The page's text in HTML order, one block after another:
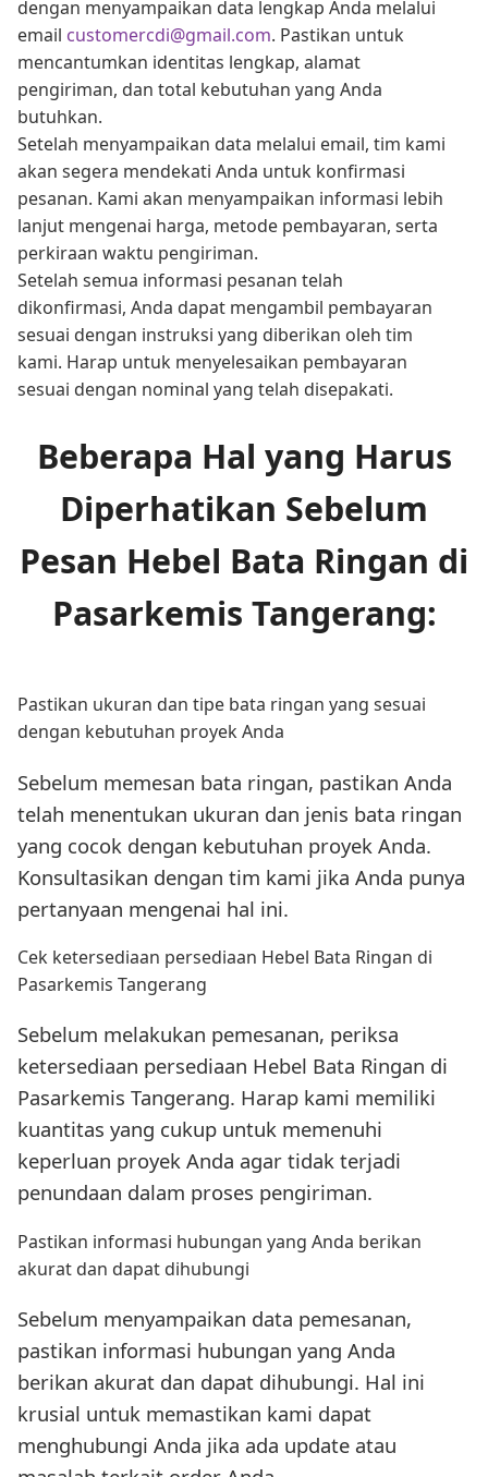
dengan menyampaikan data lengkap Anda melalui
email customercdi@gmail.com. Pastikan untuk
mencantumkan identitas lengkap, alamat
pengiriman, dan total kebutuhan yang Anda
butuhkan.
Setelah menyampaikan data melalui email, tim kami
akan segera mendekati Anda untuk konfirmasi
pesanan. Kami akan menyampaikan informasi lebih
lanjut mengenai harga, metode pembayaran, serta
perkiraan waktu pengiriman.
Setelah semua informasi pesanan telah
dikonfirmasi, Anda dapat mengambil pembayaran
sesuai dengan instruksi yang diberikan oleh tim
kami. Harap untuk menyelesaikan pembayaran
sesuai dengan nominal yang telah disepakati.
Beberapa Hal yang Harus
Diperhatikan Sebelum
Pesan Hebel Bata Ringan di
Pasarkemis Tangerang:
Pastikan ukuran dan tipe bata ringan yang sesuai
dengan kebutuhan proyek Anda
Sebelum memesan bata ringan, pastikan Anda
telah menentukan ukuran dan jenis bata ringan
yang cocok dengan kebutuhan proyek Anda.
Konsultasikan dengan tim kami jika Anda punya
pertanyaan mengenai hal ini.
Cek ketersediaan persediaan Hebel Bata Ringan di
Pasarkemis Tangerang
Sebelum melakukan pemesanan, periksa
ketersediaan persediaan Hebel Bata Ringan di
Pasarkemis Tangerang. Harap kami memiliki
kuantitas yang cukup untuk memenuhi
keperluan proyek Anda agar tidak terjadi
penundaan dalam proses pengiriman.
Pastikan informasi hubungan yang Anda berikan
akurat dan dapat dihubungi
Sebelum menyampaikan data pemesanan,
pastikan informasi hubungan yang Anda
berikan akurat dan dapat dihubungi. Hal ini
krusial untuk memastikan kami dapat
menghubungi Anda jika ada update atau